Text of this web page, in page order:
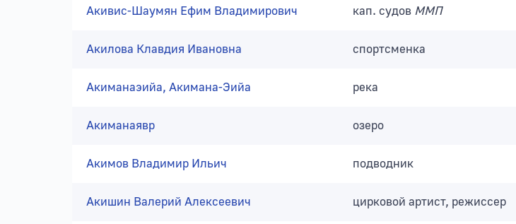
Акивис-Шаумян Ефим Владимирович кап. судов ММП
Акилова Клавдия Ивановна спортсменка
Акиманаэийа, Акимана-Эийа река
Акиманаявр озеро
Акимов Владимир Ильич подводник
Акишин Валерий Алексеевич цирковой артист, режиссер